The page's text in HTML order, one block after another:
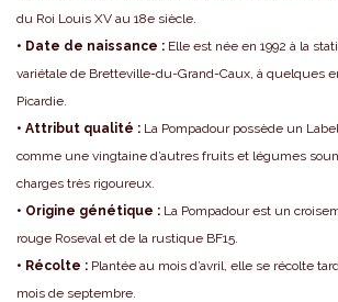
du Roi Louis XV au 18e siècle.
• Date de naissance : Elle est née en 1992 à la
variétale de Bretteville-du-Grand-Caux, à quelques
Picardie.
• Attribut qualité : La Pompadour possède un
comme une vingtaine d’autres fruits et légumes
charges très rigoureux.
• Origine génétique : La Pompadour est un
rouge Roseval et de la rustique BF15.
• Récolte : Plantée au mois d’avril, elle se récolte
mois de septembre.